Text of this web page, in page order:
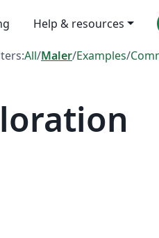
Help & resources
All/Maler/Examples/